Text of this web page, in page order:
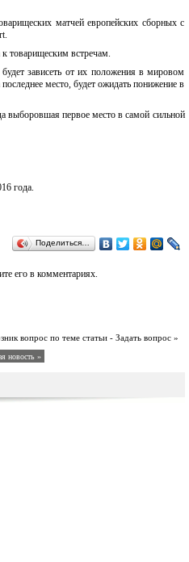
матчей европейских сборных с
товарищеским встречам.
зависеть от их положения в мировом
место, будет ожидать понижение в
выборовшая первое место в самой сильной
года.
Поделиться…
его в комментариях.
вопрос по теме статьи - Задать вопрос »
новость »